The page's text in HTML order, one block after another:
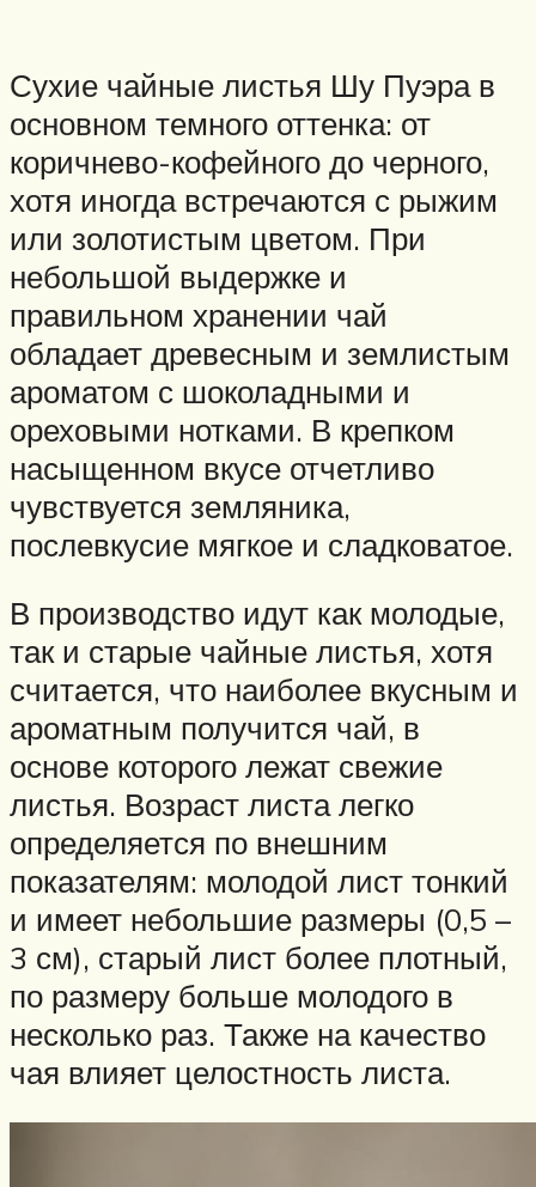
Сухие чайные листья Шу Пуэра в
основном темного оттенка: от
коричнево-кофейного до черного,
хотя иногда встречаются с рыжим
или золотистым цветом. При
небольшой выдержке и
правильном хранении чай
обладает древесным и землистым
ароматом с шоколадными и
ореховыми нотками. В крепком
насыщенном вкусе отчетливо
чувствуется земляника,
послевкусие мягкое и сладковатое.
В производство идут как молодые,
так и старые чайные листья, хотя
считается, что наиболее вкусным и
ароматным получится чай, в
основе которого лежат свежие
листья. Возраст листа легко
определяется по внешним
показателям: молодой лист тонкий
и имеет небольшие размеры (0,5 –
3 см), старый лист более плотный,
по размеру больше молодого в
несколько раз. Также на качество
чая влияет целостность листа.